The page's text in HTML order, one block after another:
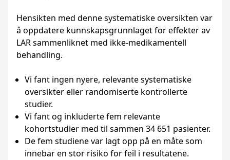
Hensikten med denne systematiske oversikten var
å oppdatere kunnskapsgrunnlaget for effekter av
LAR sammenliknet med ikke-medikamentell
behandling.
Vi fant ingen nyere, relevante systematiske
oversikter eller randomiserte kontrollerte
studier.
Vi fant og inkluderte fem relevante
kohortstudier med til sammen 34 651 pasienter.
De fem studiene var lagt opp på en måte som
innebar en stor risiko for feil i resultatene.